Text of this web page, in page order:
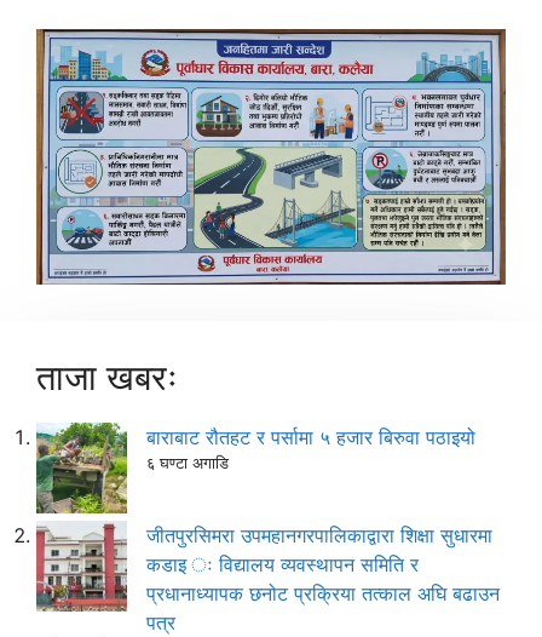
ताजा खबरः
बाराबाट रौतहट र पर्सामा ५ हजार बिरुवा पठाइयो
६ घण्टा अगाडि
जीतपुरसिमरा उपमहानगरपालिकाद्वारा शिक्षा सुधारमा
कडाइ ः विद्यालय व्यवस्थापन समिति र
प्रधानाध्यापक छनोट प्रक्रिया तत्काल अघि बढाउन
पत्र